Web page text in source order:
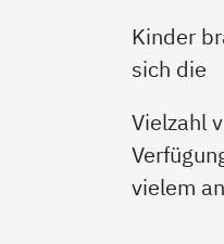
Kinder
sich die
Vielzahl
vielem